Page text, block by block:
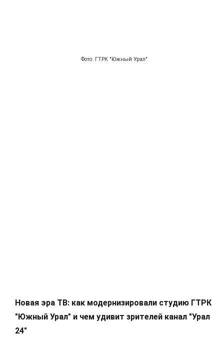
Фото: ГТРК "Южный Урал"
Новая эра ТВ: как модернизировали студию ГТРК
"Южный Урал" и чем удивит зрителей канал "Урал
24"